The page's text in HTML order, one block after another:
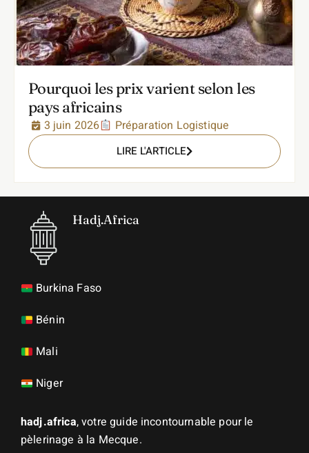
Pourquoi les prix varient selon les
pays africains
3 juin 2026 Préparation Logistique
LIRE L'ARTICLE
Hadj.Africa
Burkina Faso
Bénin
Mali
Niger
hadj.africa, votre guide incontournable pour le
pèlerinage à la Mecque.